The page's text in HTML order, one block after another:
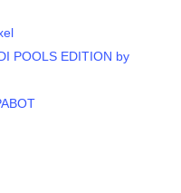
POOLS EDITION by